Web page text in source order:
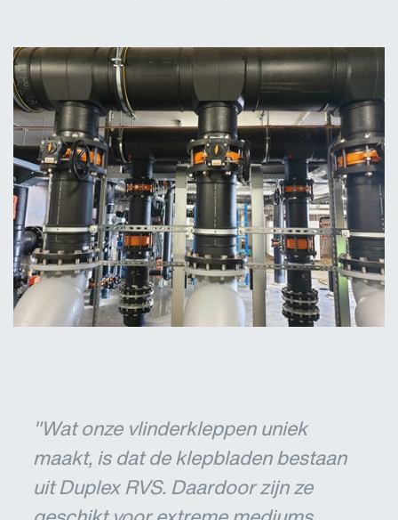
"Wat onze vlinderkleppen uniek
maakt, is dat de klepbladen bestaan
uit Duplex RVS. Daardoor zijn ze